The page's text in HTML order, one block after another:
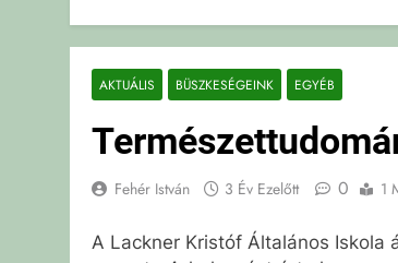
AKTUÁLIS BÜSZKESÉGEINK EGYÉB
Fehér István 3 Év Ezelőtt 0 1
A Lackner Kristóf Általános Iskola